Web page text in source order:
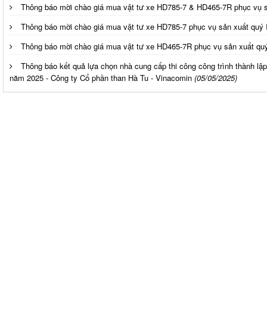
Thông báo mời chào giá mua vật tư xe HD785-7 & HD465-7R phục
Thông báo mời chào giá mua vật tư xe HD785-7 phục vụ sản xuất
Thông báo mời chào giá mua vật tư xe HD465-7R phục vụ sản xuất
Thông báo kết quả lựa chọn nhà cung cấp thi công công trình thành
năm 2025 - Công ty Cổ phần than Hà Tu - Vinacomin (05/05/2025)